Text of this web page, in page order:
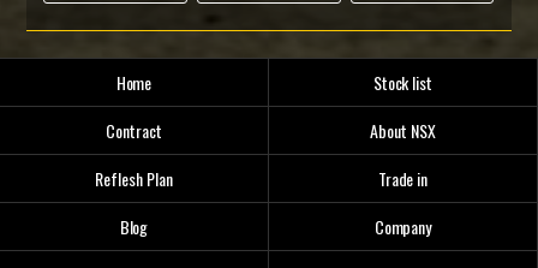
Home
Stock list
Contract
About NSX
Reflesh Plan
Trade in
Blog
Company